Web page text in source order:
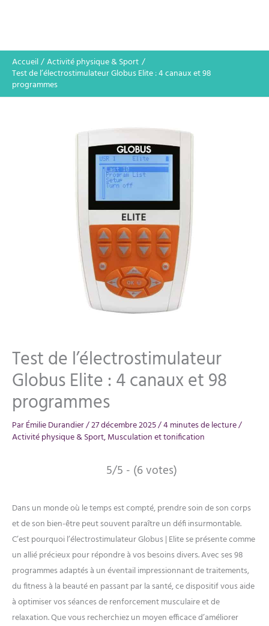
Accueil
Activité physique & Sport
Test de l’électrostimulateur Globus Elite : 4 canaux et 98
programmes
Test de l’électrostimulateur
Globus Elite : 4 canaux et 98
programmes
ParÉmilie Durandier/27 décembre 2025/4 minutes de lecture/
Activité physique & Sport,Musculation et tonification
5/5 - (6 votes)
Dans un monde où le temps est compté, prendre soin de son corps
et de son bien-être peut souvent paraître un défi insurmontable.
C’est pourquoi l’électrostimulateur Globus | Elite se présente comme
un allié précieux pour répondre à vos besoins divers. Avec ses 98
programmes adaptés à un éventail impressionnant de traitements,
du fitness à la beauté en passant par la santé, ce dispositif vous aide
à optimiser vos séances de renforcement musculaire et de
relaxation. Que vous recherchiez un moyen efficace d’améliorer